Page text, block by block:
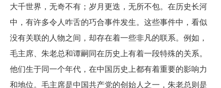
大千世界，无奇不有；岁月更迭，无所不包。在历史长河
中，有许多令人咋舌的巧合事件发生。这些事件中，看似
没有关联的人物之间，却存在着一些非凡的联系。例如，
毛主席、朱老总和谭嗣同在历史上有着一段特殊的关系。
他们生于同一个年代，在中国历史上都有着重要的影响力
和地位。毛主席是中国共产党的创始人之一，朱老总则是